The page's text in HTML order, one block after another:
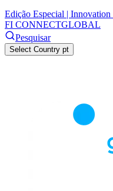
Edição Especial |
FI CONNECTGLOBAL
Pesquisar
Select Country pt